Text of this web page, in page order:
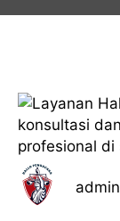
admin